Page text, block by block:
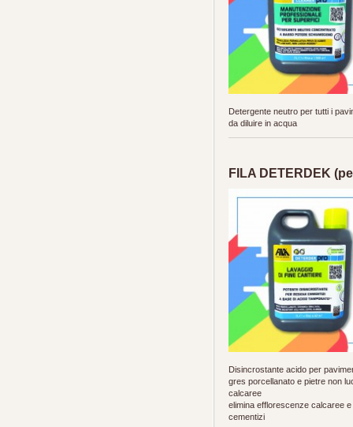
Detergente neutro per tutti i
da diluire in acqua
FILA DETERDEK
Disincrostante acido per
gres porcellanato e pietre non
calcaree
elimina efflorescenze calcaree
cementizi